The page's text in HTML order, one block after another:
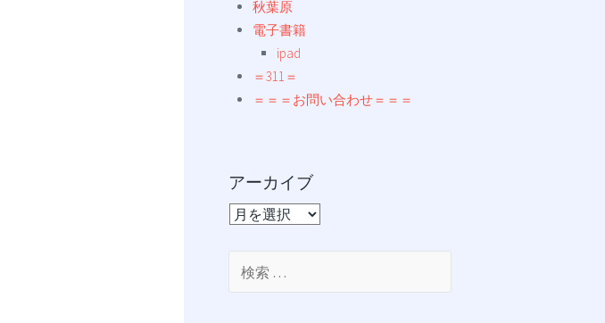
秋葉原
電子書籍
ipad
＝311＝
＝＝＝お問い合わせ＝＝＝
アーカイブ
ア
索: